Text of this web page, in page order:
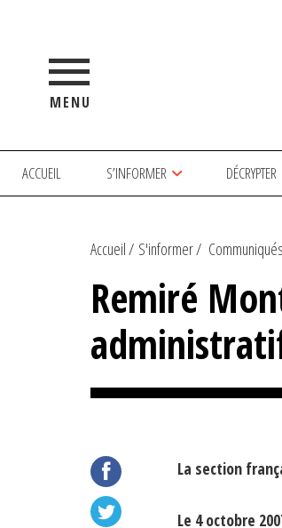
MENU
ACCUEIL S’INFORMER DÉCRYPTER
Accueil S'informer Communiqués
Remiré
La section
Le 4 octobre